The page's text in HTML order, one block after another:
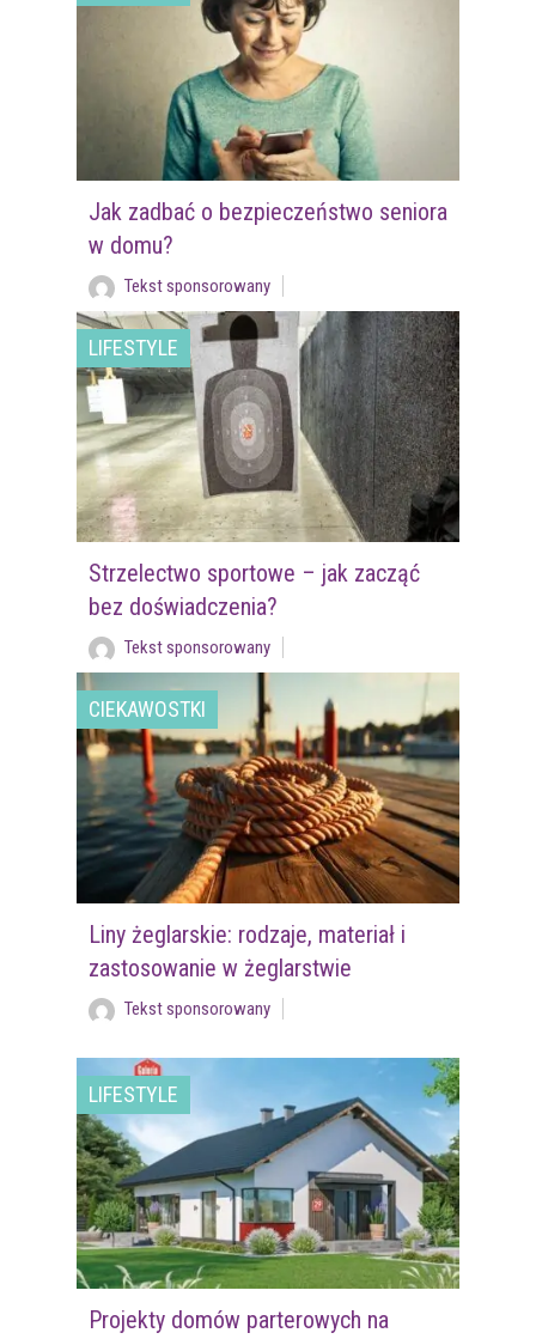
Jak zadbać o bezpieczeństwo seniora
w domu?
Tekst sponsorowany
LIFESTYLE
Strzelectwo sportowe – jak zacząć
bez doświadczenia?
Tekst sponsorowany
CIEKAWOSTKI
Liny żeglarskie: rodzaje, materiał i
zastosowanie w żeglarstwie
Tekst sponsorowany
LIFESTYLE
Projekty domów parterowych na